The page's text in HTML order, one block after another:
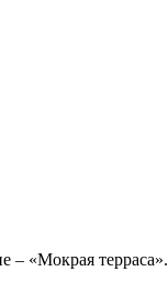
– «Мокрая терраса».